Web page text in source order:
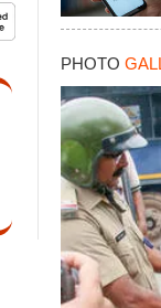
PHOTO